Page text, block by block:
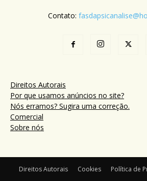
Contato:
Direitos Autorais
Por que usamos anúncios no site?
Nós erramos? Sugira uma correção.
Comercial
Sobre nós
Direitos Autorais Cookies Política de